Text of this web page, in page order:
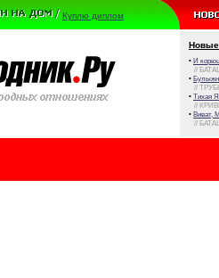
Куплю диплом
Новые
• И
//
•
//
• Тихая
//
• Виват,
//